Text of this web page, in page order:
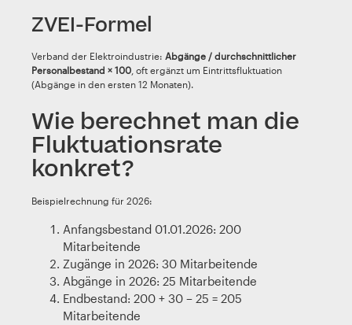
ZVEI-Formel
Verband der Elektroindustrie: Abgänge / durchschnittlicher
Personalbestand × 100 , oft ergänzt um Eintrittsfluktuation
(Abgänge in den ersten 12 Monaten).
Wie berechnet man die
Fluktuationsrate
konkret?
Beispielrechnung für 2026:
Anfangsbestand 01.01.2026: 200
Mitarbeitende
Zugänge in 2026: 30 Mitarbeitende
Abgänge in 2026: 25 Mitarbeitende
Endbestand: 200 + 30 – 25 = 205
Mitarbeitende